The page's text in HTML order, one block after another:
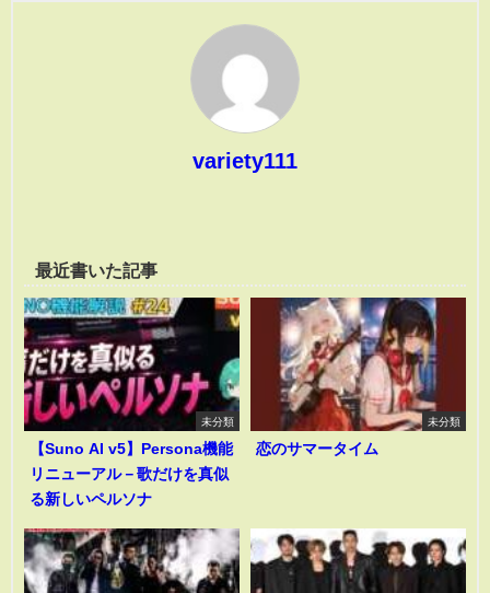
variety111
最近書いた記事
未分類
【Suno AI v5】Persona機能
リニューアル－歌だけを真似
る新しいペルソナ
未分類
恋のサマータイム